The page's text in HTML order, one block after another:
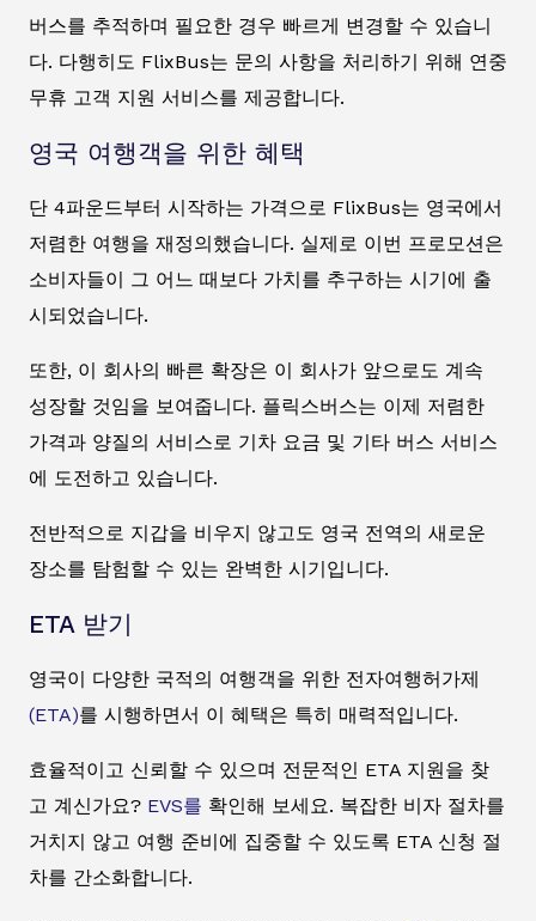
버스를 추적하며 필요한 경우 빠르게 변경할 수 있습니
다. 다행히도 FlixBus는 문의 사항을 처리하기 위해 연중
무휴 고객 지원 서비스를 제공합니다.
영국 여행객을 위한 혜택
단 4파운드부터 시작하는 가격으로 FlixBus는 영국에서
저렴한 여행을 재정의했습니다. 실제로 이번 프로모션은
소비자들이 그 어느 때보다 가치를 추구하는 시기에 출
시되었습니다.
또한, 이 회사의 빠른 확장은 이 회사가 앞으로도 계속
성장할 것임을 보여줍니다. 플릭스버스는 이제 저렴한
가격과 양질의 서비스로 기차 요금 및 기타 버스 서비스
에 도전하고 있습니다.
전반적으로 지갑을 비우지 않고도 영국 전역의 새로운
장소를 탐험할 수 있는 완벽한 시기입니다.
ETA 받기
영국이 다양한 국적의 여행객을 위한 전자여행허가제
(ETA)를 시행하면서 이 혜택은 특히 매력적입니다.
효율적이고 신뢰할 수 있으며 전문적인 ETA 지원을 찾
고 계신가요? EVS를 확인해 보세요. 복잡한 비자 절차를
거치지 않고 여행 준비에 집중할 수 있도록 ETA 신청 절
차를 간소화합니다.